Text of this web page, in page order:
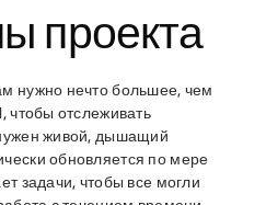
проекта
нужно нечто большее, чем
чтобы отслеживать
живой, дышащий
обновляется по мере
задачи, чтобы все могли